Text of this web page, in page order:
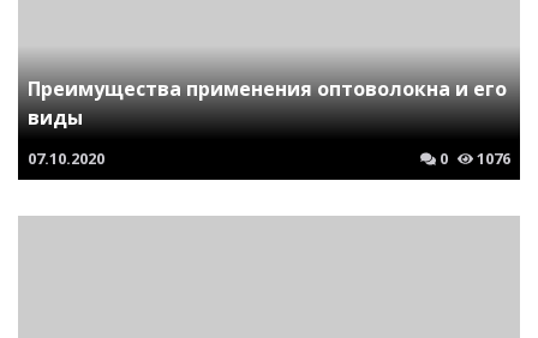
Преимущества применения оптоволокна и его
виды
07.10.2020 0 1076